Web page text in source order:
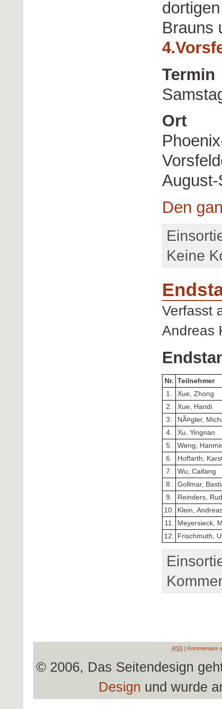
Brauns
Termin
Ort
Den
Keine
Verfasst
Andreas
Nr. Teilnehmer
1.
Xue, Zhong
2.
Xue, Handi
3.
NÃ¤gler,
4.
Xu, Yingnan
5.
Weng,
6.
Hoffarth,
7.
Wu, Caifang
8.
Gollmar,
9.
Reinders,
10.
Klein,
11.
Meyersieck,
12.
Frischmuth,
RSS| Kommentare
© 2006, Das Seitendesign
Design und wurde